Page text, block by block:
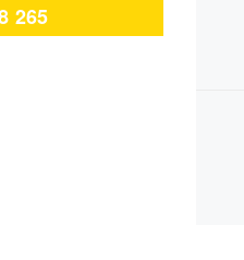
265